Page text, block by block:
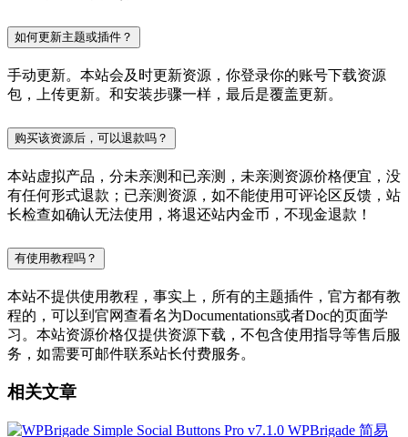
如何更新主题或插件？
手动更新。本站会及时更新资源，你登录你的账号下载资源
包，上传更新。和安装步骤一样，最后是覆盖更新。
购买该资源后，可以退款吗？
本站虚拟产品，分未亲测和已亲测，未亲测资源价格便宜，没
有任何形式退款；已亲测资源，如不能使用可评论区反馈，站
长检查如确认无法使用，将退还站内金币，不现金退款！
有使用教程吗？
本站不提供使用教程，事实上，所有的主题插件，官方都有教
程的，可以到官网查看名为Documentations或者Doc的页面学
习。本站资源价格仅提供资源下载，不包含使用指导等售后服
务，如需要可邮件联系站长付费服务。
相关文章